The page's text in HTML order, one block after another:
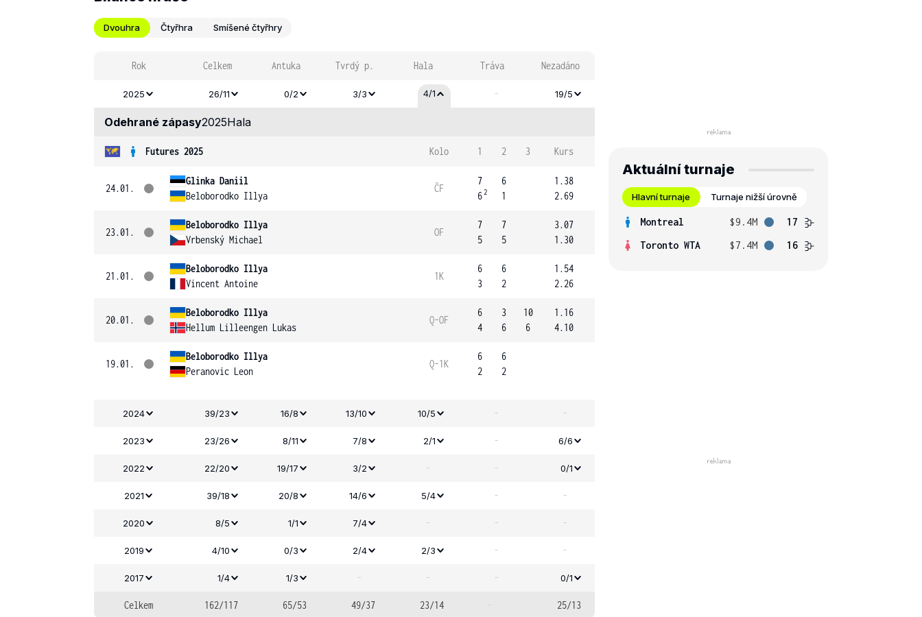
Dvouhra Čtyřhra Smíšené čtyřhry
Rok Celkem Antuka Tvrdý p. Hala Tráva Nezadáno
2025 26/11 0/2 3/3 4/1 - 19/5
Odehrané zápasy2025Hala
Futures 2025 Kolo 1 2 3 Kurs
24.01.
Glinka Daniil
Beloborodko Illya
ČF
7
62
6
1
1.38
2.69
23.01.
Beloborodko Illya
Vrbenský Michael
OF
7
5
7
5
3.07
1.30
21.01.
Beloborodko Illya
Vincent Antoine
1K
6
3
6
2
1.54
2.26
20.01.
Beloborodko Illya
Hellum Lilleengen Lukas
Q-OF
6
4
3
6
10
6
1.16
4.10
19.01.
Beloborodko Illya
Peranovic Leon
Q-1K
6
2
6
2
2024 39/23 16/8 13/10 10/5 - -
2023 23/26 8/11 7/8 2/1 - 6/6
2022 22/20 19/17 3/2 - - 0/1
2021 39/18 20/8 14/6 5/4 - -
2020 8/5 1/1 7/4 - - -
2019 4/10 0/3 2/4 2/3 - -
2017 1/4 1/3 - - - 0/1
Celkem 162/117 65/53 49/37 23/14 - 25/13
Aktuální turnaje
Hlavní turnaje Turnaje nižší úrovně
Montreal $9.4M
17
Toronto WTA
$7.4M 16